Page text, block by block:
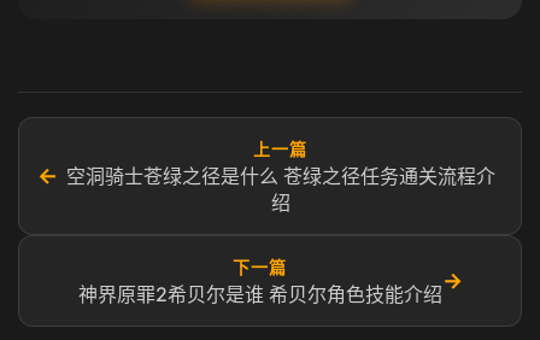
←
上一篇
空洞骑士苍绿之径是什么 苍绿之径任务通关流程介
绍
下一篇
神界原罪2希贝尔是谁 希贝尔角色技能介绍
→